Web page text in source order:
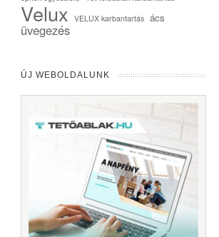
Velux VELUX karbantartás ács
üvegezés
ÚJ WEBOLDALUNK